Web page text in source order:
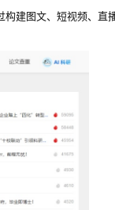
建图文、短视频、